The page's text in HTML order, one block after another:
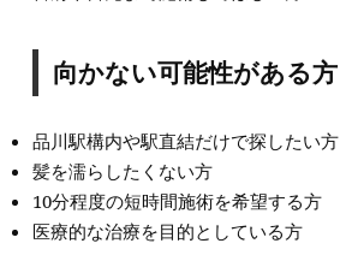
向かない可能性がある方
品川駅構内や駅直結だけで探したい方
髪を濡らしたくない方
10分程度の短時間施術を希望する方
医療的な治療を目的としている方